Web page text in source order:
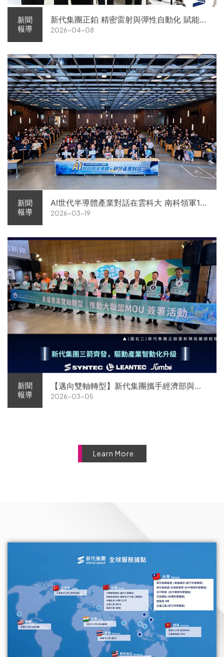
新聞
報導
新代集團正鉑 精密雷射與彈性自動化 賦能智
慧智造解方電子展亮相
2026-04-08
新聞
報導
AI世代半導體產業對話在雲科大 南科領軍11
家企業前進校園徵才
2026-03-19
新聞
報導
【邁向雙軸轉型】新代集團攜手經濟部與金
屬中心簽署MOU 領航 AI機器人智慧智造
2026-03-05
Learn More